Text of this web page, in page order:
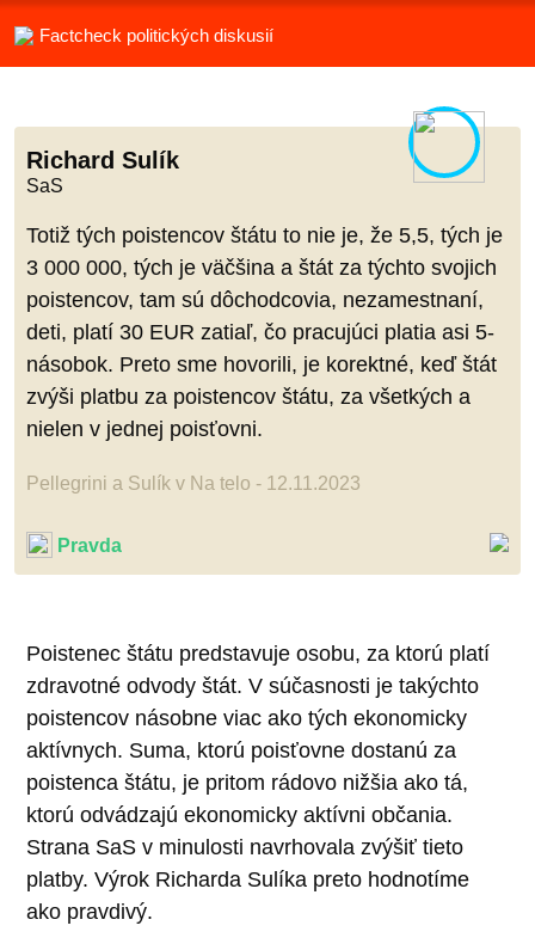
Factcheck politických diskusií
Richard Sulík
SaS
Totiž tých poistencov štátu to nie je, že 5,5, tých je
3 000 000, tých je väčšina a štát za týchto svojich
poistencov, tam sú dôchodcovia, nezamestnaní,
deti, platí 30 EUR zatiaľ, čo pracujúci platia asi 5-
násobok. Preto sme hovorili, je korektné, keď štát
zvýši platbu za poistencov štátu, za všetkých a
nielen v jednej poisťovni.
Pellegrini a Sulík v Na telo - 12.11.2023
Pravda
Poistenec štátu predstavuje osobu, za ktorú platí
zdravotné odvody štát. V súčasnosti je takýchto
poistencov násobne viac ako tých ekonomicky
aktívnych. Suma, ktorú poisťovne dostanú za
poistenca štátu, je pritom rádovo nižšia ako tá,
ktorú odvádzajú ekonomicky aktívni občania.
Strana SaS v minulosti navrhovala zvýšiť tieto
platby. Výrok Richarda Sulíka preto hodnotíme
ako pravdivý.